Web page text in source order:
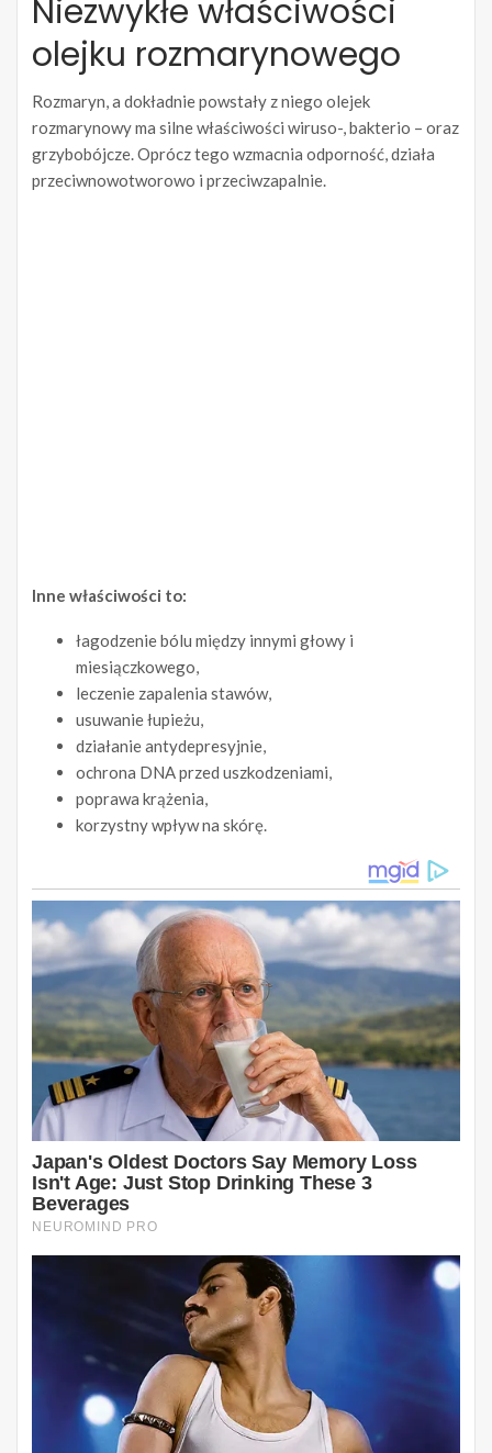
Niezwykłe właściwości
olejku rozmarynowego
Rozmaryn, a dokładnie powstały z niego olejek
rozmarynowy ma silne właściwości wiruso-, bakterio – oraz
grzybobójcze. Oprócz tego wzmacnia odporność, działa
przeciwnowotworowo i przeciwzapalnie.
Inne właściwości to:
łagodzenie bólu między innymi głowy i
miesiączkowego,
leczenie zapalenia stawów,
usuwanie łupieżu,
działanie antydepresyjnie,
ochrona DNA przed uszkodzeniami,
poprawa krążenia,
korzystny wpływ na skórę.